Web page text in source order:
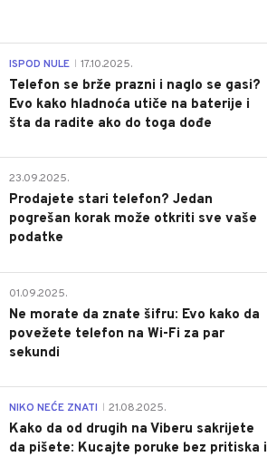
ISPOD NULE 17.10.2025.
Telefon se brže prazni i naglo se gasi?
Evo kako hladnoća utiče na baterije i
šta da radite ako do toga dođe
23.09.2025.
Prodajete stari telefon? Jedan
pogrešan korak može otkriti sve vaše
podatke
01.09.2025.
Ne morate da znate šifru: Evo kako da
povežete telefon na Wi-Fi za par
sekundi
NIKO NEĆE ZNATI 21.08.2025.
Kako da od drugih na Viberu sakrijete
da pišete: Kucajte poruke bez pritiska i